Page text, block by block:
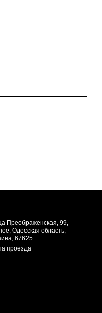
Преображенская, 99,
Одесская область,
67625
проезда